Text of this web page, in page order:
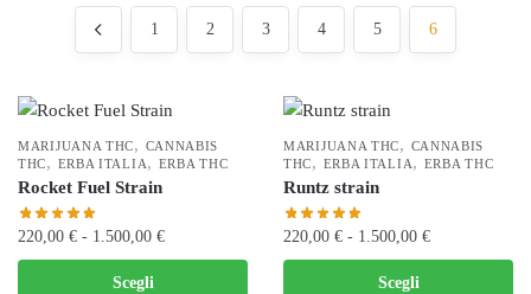
1 2 3 4 5 6
MARIJUANA THC, CANNABIS
THC, ERBA ITALIA, ERBA THC
Rocket Fuel Strain
220,00 € - 1.500,00 €Fascia
di
Scegli
MARIJUANA THC, CANNABIS
THC, ERBA ITALIA, ERBA THC
Runtz strain
220,00 € - 1.500,00 €Fascia
di
Scegli